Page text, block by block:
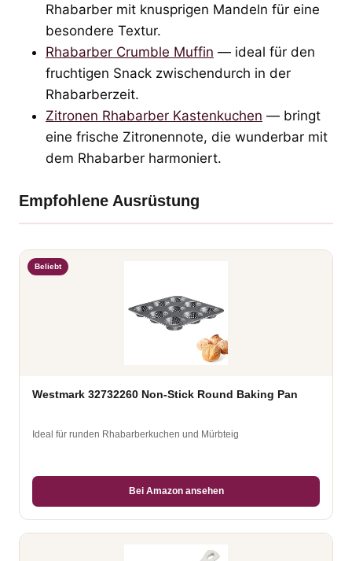
Rhabarber mit knusprigen Mandeln für eine
besondere Textur.
Rhabarber Crumble Muffin — ideal für den
fruchtigen Snack zwischendurch in der
Rhabarberzeit.
Zitronen Rhabarber Kastenkuchen — bringt
eine frische Zitronennote, die wunderbar mit
dem Rhabarber harmoniert.
Empfohlene Ausrüstung
Beliebt
Westmark 32732260 Non-Stick Round Baking Pan
Ideal für runden Rhabarberkuchen und Mürbteig
Bei Amazon ansehen